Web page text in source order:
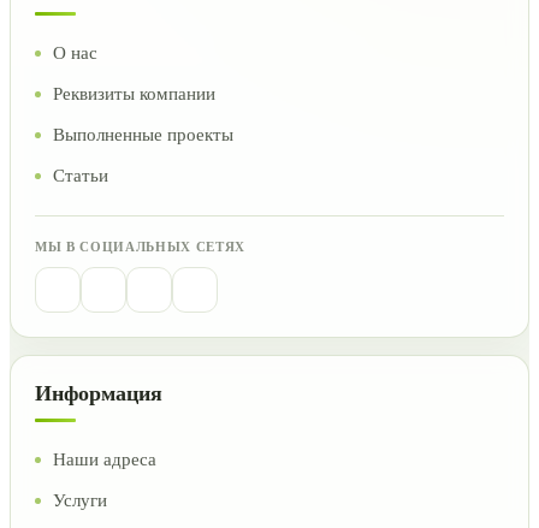
О нас
Реквизиты компании
Выполненные проекты
Статьи
МЫ В СОЦИАЛЬНЫХ СЕТЯХ
Информация
Наши адреса
Услуги